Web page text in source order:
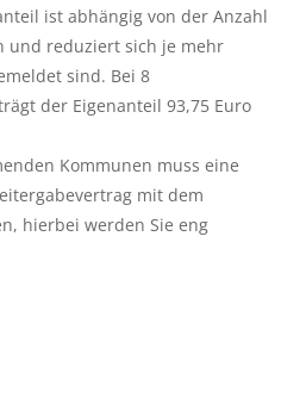
ist abhängig von der Anzahl
und reduziert sich je mehr
sind. Bei 8
der Eigenanteil 93,75 Euro
Kommunen muss eine
mit dem
hierbei werden Sie eng